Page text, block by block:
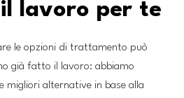
il lavoro per te
le opzioni di trattamento può
già fatto il lavoro: abbiamo
migliori alternative in base alla